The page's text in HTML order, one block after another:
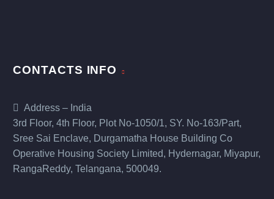
CONTACTS INFO
Address – India
3rd Floor, 4th Floor, Plot No-1050/1, SY. No-163/Part,
Sree Sai Enclave, Durgamatha House Building Co
Operative Housing Society Limited, Hydernagar, Miyapur,
RangaReddy, Telangana, 500049.